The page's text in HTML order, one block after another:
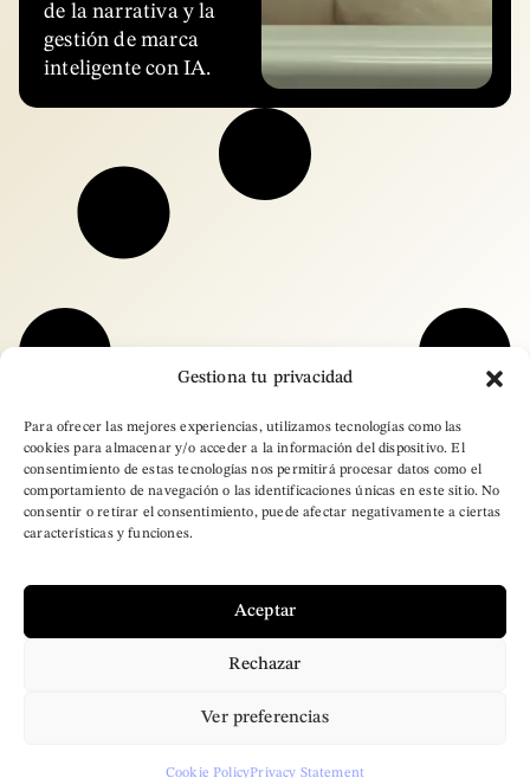
Gestiona tu privacidad
Para ofrecer las mejores experiencias, utilizamos tecnologías como las
cookies para almacenar y/o acceder a la información del dispositivo. El
consentimiento de estas tecnologías nos permitirá procesar datos como el
comportamiento de navegación o las identificaciones únicas en este sitio. No
consentir o retirar el consentimiento, puede afectar negativamente a ciertas
características y funciones.
Aceptar
Rechazar
Ver preferencias
Cookie PolicyPrivacy Statement
de la narrativa y la
gestión de marca
inteligente con IA.
Brand Designer Pro.